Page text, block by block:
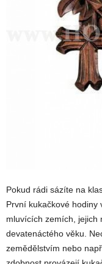
Pokud rádi sázíte na
První kukačkové hodiny
mluvících zemích, jejich
devatenáctého věku.
zemědělstvím nebo